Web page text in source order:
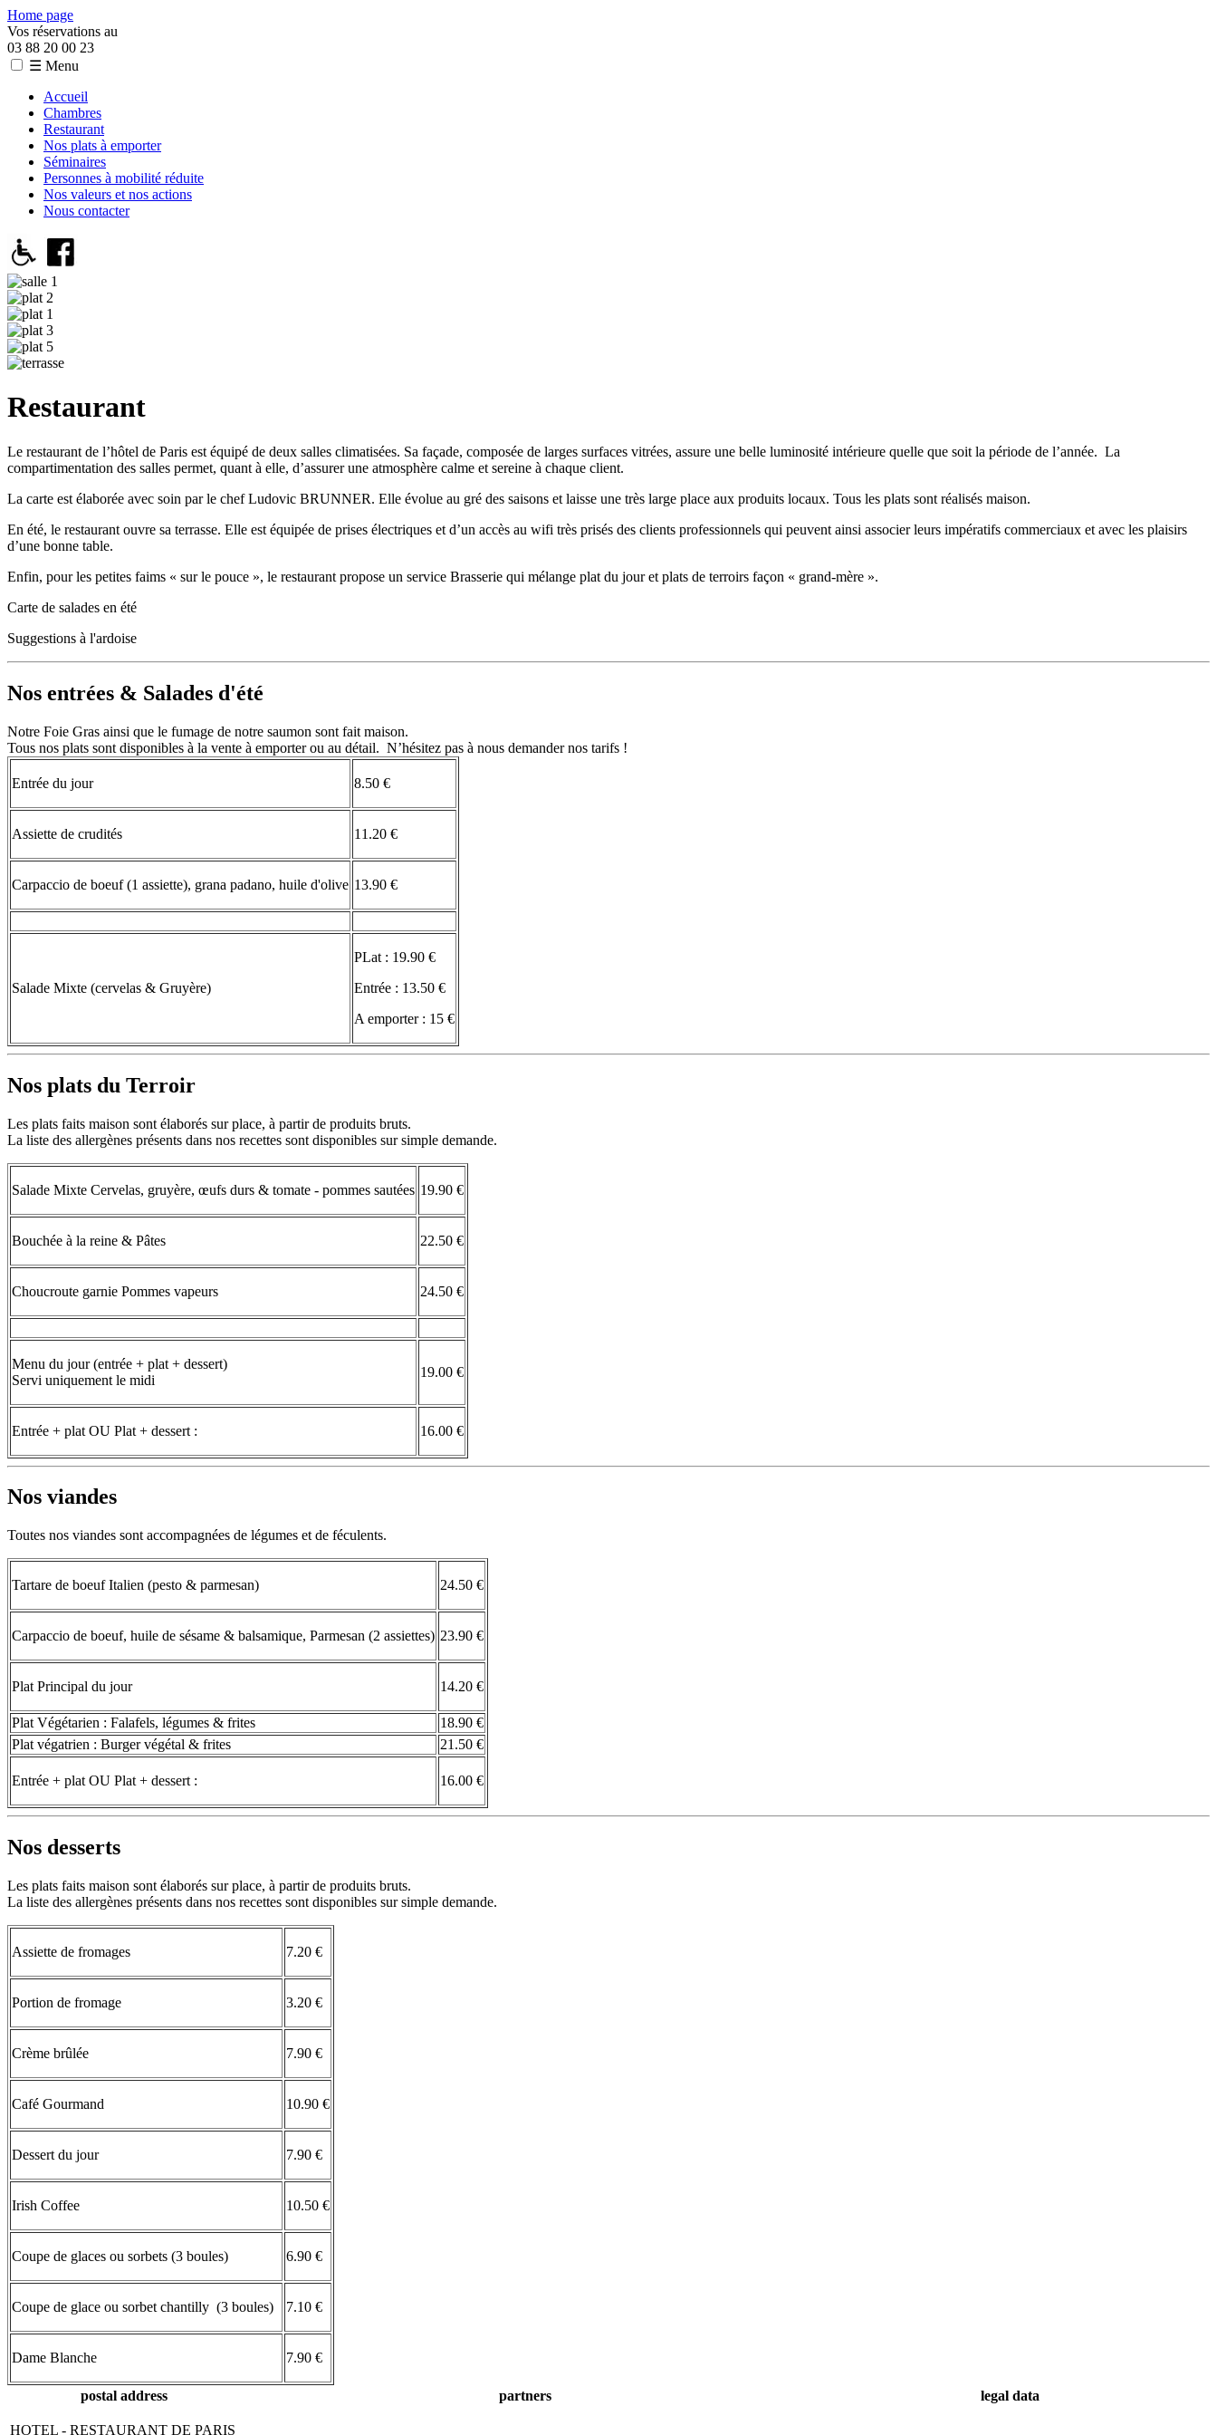
Home page
Vos réservations au
03 88 20 00 23
☰ Menu
Accueil
Chambres
Restaurant
Nos plats à emporter
Séminaires
Personnes à mobilité réduite
Nos valeurs et nos actions
Nous contacter
Restaurant
Le restaurant de l’hôtel de Paris est équipé de deux salles climatisées. Sa façade, composée de larges surfaces vitrées, assure une belle luminosité intérieure quelle que soit la période de l’année. La
compartimentation des salles permet, quant à elle, d’assurer une atmosphère calme et sereine à chaque client.
La carte est élaborée avec soin par le chef Ludovic BRUNNER. Elle évolue au gré des saisons et laisse une très large place aux produits locaux. Tous les plats sont réalisés maison.
En été, le restaurant ouvre sa terrasse. Elle est équipée de prises électriques et d’un accès au wifi très prisés des clients professionnels qui peuvent ainsi associer leurs impératifs commerciaux et avec les plaisirs
d’une bonne table.
Enfin, pour les petites faims « sur le pouce », le restaurant propose un service Brasserie qui mélange plat du jour et plats de terroirs façon « grand-mère ».
Carte de salades en été
Suggestions à l'ardoise
Nos entrées & Salades d'été
Notre Foie Gras ainsi que le fumage de notre saumon sont fait maison.
Tous nos plats sont disponibles à la vente à emporter ou au détail. N’hésitez pas à nous demander nos tarifs !
Entrée du jour 8.50 €
Assiette de crudités 11.20 €
Carpaccio de boeuf (1 assiette), grana padano, huile d'olive 13.90 €
Salade Mixte (cervelas & Gruyère)
PLat : 19.90 €
Entrée : 13.50 €
A emporter : 15 €
Nos plats du Terroir
Les plats faits maison sont élaborés sur place, à partir de produits bruts.
La liste des allergènes présents dans nos recettes sont disponibles sur simple demande.
Salade Mixte Cervelas, gruyère, œufs durs & tomate - pommes sautées 19.90 €
Bouchée à la reine & Pâtes 22.50 €
Choucroute garnie Pommes vapeurs 24.50 €
Menu du jour (entrée + plat + dessert)
Servi uniquement le midi
19.00 €
Entrée + plat OU Plat + dessert : 16.00 €
Nos viandes
Toutes nos viandes sont accompagnées de légumes et de féculents.
Tartare de boeuf Italien (pesto & parmesan) 24.50 €
Carpaccio de boeuf, huile de sésame & balsamique, Parmesan (2 assiettes) 23.90 €
Plat Principal du jour 14.20 €
Plat Végétarien : Falafels, légumes & frites
18.90 €
Plat végatrien : Burger végétal & frites
21.50 €
Entrée + plat OU Plat + dessert : 16.00 €
Nos desserts
Les plats faits maison sont élaborés sur place, à partir de produits bruts.
La liste des allergènes présents dans nos recettes sont disponibles sur simple demande.
Assiette de fromages 7.20 €
Portion de fromage 3.20 €
Crème brûlée 7.90 €
Café Gourmand 10.90 €
Dessert du jour 7.90 €
Irish Coffee 10.50 €
Coupe de glaces ou sorbets (3 boules) 6.90 €
Coupe de glace ou sorbet chantilly (3 boules) 7.10 €
Dame Blanche 7.90 €
postal address partners legal data
HOTEL - RESTAURANT DE PARIS